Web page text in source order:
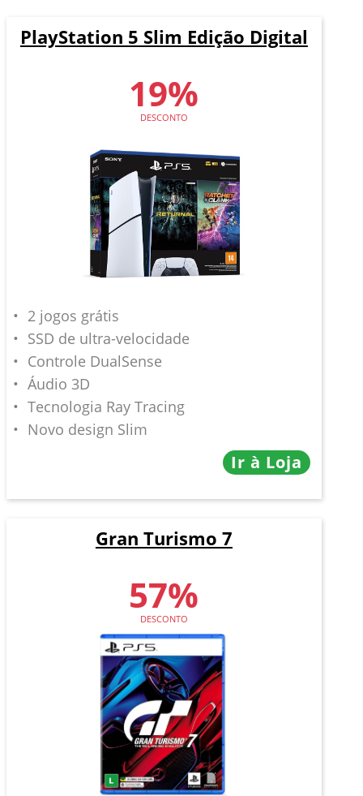
PlayStation 5 Slim Edição Digital
19%
DESCONTO
2 jogos grátis
SSD de ultra-velocidade
Controle DualSense
Áudio 3D
Tecnologia Ray Tracing
Novo design Slim
Ir à Loja
Gran Turismo 7
57%
DESCONTO